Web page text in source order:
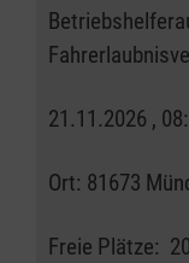
21.11.2026 ,
Ort: 81673
Freie Plätze: 20